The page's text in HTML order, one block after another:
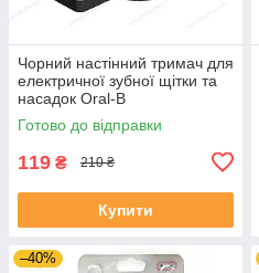
Чорний настінний тримач для
електричної зубної щітки та
насадок Oral-B
Готово до відправки
119 ₴ 210 ₴
Купити
–40%